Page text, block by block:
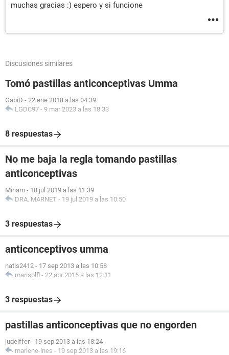
muchas gracias :) espero y si funcione
Discusiones similares
Tomó pastillas anticonceptivas Umma
GabiD - 22 ene 2018 a las 04:39
LGDC97 - 9 mar 2023 a las 18:33
8 respuestas
No me baja la regla tomando pastillas
anticonceptivas
Miriam - 18 jul 2019 a las 11:39
DRA. MARNET - 19 jul 2019 a las 10:50
3 respuestas
anticonceptivos umma
natis2412 - 17 sep 2013 a las 10:58
marisolfl - 22 abr 2015 a las 12:11
3 respuestas
pastillas anticonceptivas que no engorden
judeiffer - 19 sep 2013 a las 18:24
marlene-ines - 19 sep 2013 a las 19:16